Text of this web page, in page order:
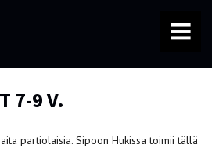
MENU
7-9 V.
partiolaisia. Sipoon Hukissa toimii tällä